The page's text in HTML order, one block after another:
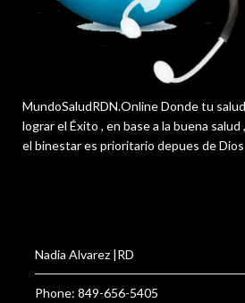
MundoSaludRDN.Online Donde tu
lograr el Éxito , en base a la buena
el binestar es prioritario depues de Dios
Nadia Alvarez |RD
Phone: 849-656-5405